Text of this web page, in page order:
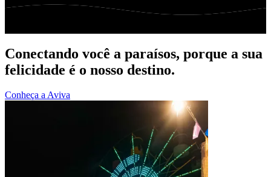
Conectando você a paraísos, porque a sua
felicidade é o nosso destino.
Conheça a Aviva